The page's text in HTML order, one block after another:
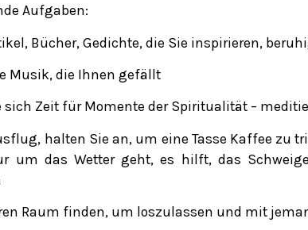
Aufgaben:
Bücher, Gedichte, die Sie inspirieren,
Musik, die Ihnen gefällt
sich Zeit für Momente der Spiritualität –
halten Sie an, um eine Tasse Kaffee zu
um das Wetter geht, es hilft, das
Raum finden, um loszulassen und mit